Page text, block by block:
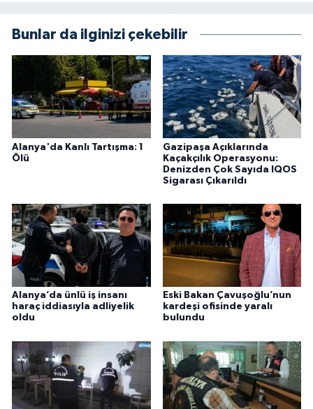
Bunlar da ilginizi çekebilir
Alanya'da Kanlı Tartışma: 1
Ölü
Gazipaşa Açıklarında
Kaçakçılık Operasyonu:
Denizden Çok Sayıda IQOS
Sigarası Çıkarıldı
Alanya’da ünlü iş insanı
haraç iddiasıyla adliyelik
oldu
Eski Bakan Çavuşoğlu’nun
kardeşi ofisinde yaralı
bulundu